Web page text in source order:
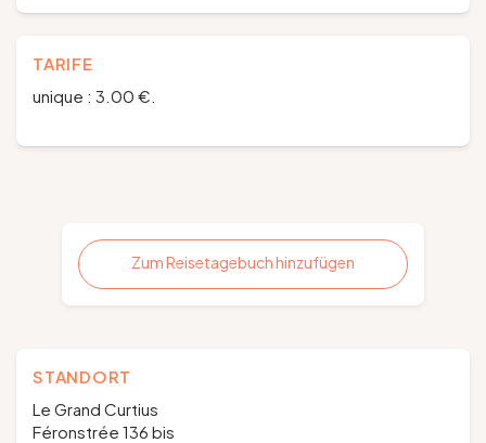
TARIFE
unique : 3.00 €.
Zum Reisetagebuch hinzufügen
STANDORT
Le Grand Curtius
Féronstrée 136 bis